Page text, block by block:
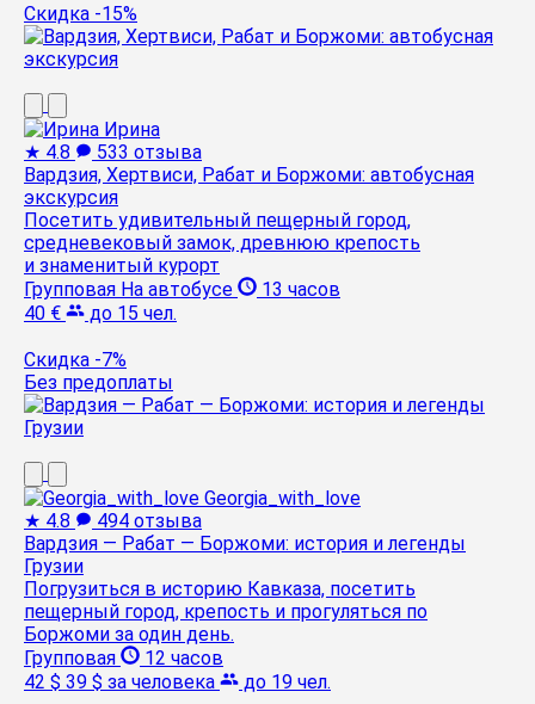
Скидка -15%
Ирина
★ 4.8
533 отзыва
Вардзия, Хертвиси, Рабат и Боржоми: автобусная
экскурсия
Посетить удивительный пещерный город,
средневековый замок, древнюю крепость
и знаменитый курорт
Групповая На автобусе
13 часов
40 €
до 15 чел.
Скидка -7%
Без предоплаты
Georgia_with_love
★ 4.8
494 отзыва
Вардзия — Рабат — Боржоми: история и легенды
Грузии
Погрузиться в историю Кавказа, посетить
пещерный город, крепость и прогуляться по
Боржоми за один день.
Групповая
12 часов
42 $ 39 $ за человека до 19 чел.